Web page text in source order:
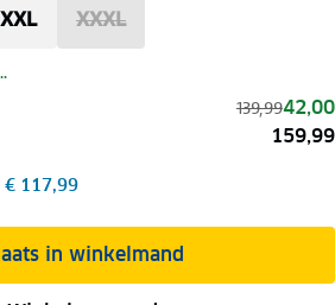
XXL XXXL
139,9942,00
159,99
€ 117,99
in winkelmand